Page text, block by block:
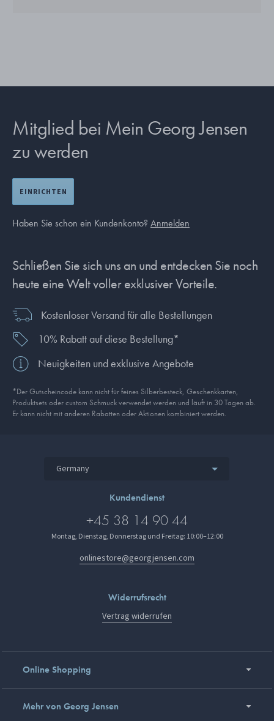
Mitglied bei Mein Georg Jensen
zu werden
EINRICHTEN
Haben Sie schon ein Kundenkonto? Anmelden
Schließen Sie sich uns an und entdecken Sie noch
heute eine Welt voller exklusiver Vorteile.
Kostenloser Versand für alle Bestellungen
10% Rabatt auf diese Bestellung*
Neuigkeiten und exklusive Angebote
*Der Gutscheincode kann nicht für feines Silberbesteck, Geschenkkarten,
Produkt­sets oder custom Schmuck verwendet werden und läuft in 30 Tagen ab.
Er kann nicht mit anderen Rabatten oder Aktionen kombiniert werden.
Germany
Kundendienst
+45 38 14 90 44
Montag, Dienstag, Donnerstag und Freitag: 10:00–12:00
onlinestore@georgjensen.com
Widerrufsrecht
Vertrag widerrufen
Online Shopping
Mehr von Georg Jensen